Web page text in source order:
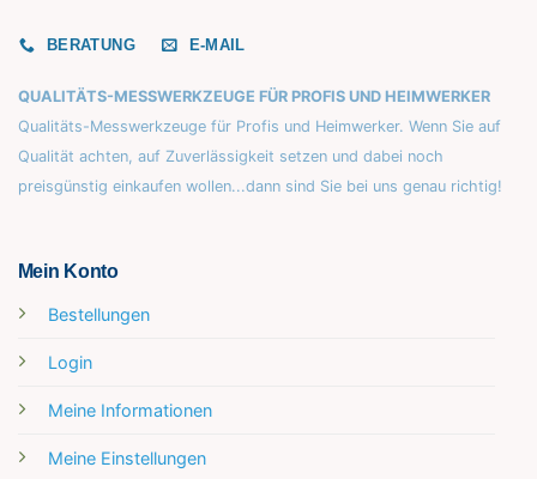
BERATUNG E-MAIL
QUALITÄTS-MESSWERKZEUGE FÜR PROFIS UND HEIMWERKER
Qualitäts-Messwerkzeuge für Profis und Heimwerker. Wenn Sie auf
Qualität achten, auf Zuverlässigkeit setzen und dabei noch
preisgünstig einkaufen wollen...dann sind Sie bei uns genau richtig!
Mein Konto
Bestellungen
Login
Meine Informationen
Meine Einstellungen